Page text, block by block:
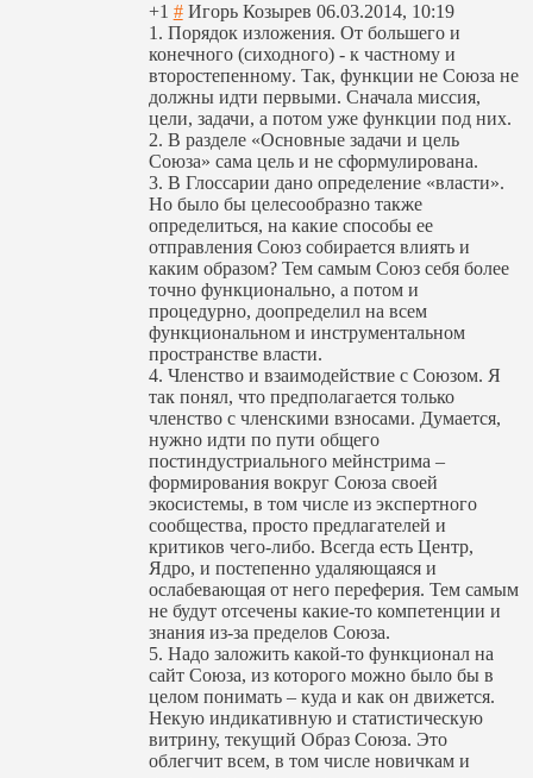
+1 # Игорь Козырев 06.03.2014, 10:19
1. Порядок изложения. От большего и
конечного (сиходного) - к частному и
второстепенному. Так, функции не Союза не
должны идти первыми. Сначала миссия,
цели, задачи, а потом уже функции под них.
2. В разделе «Основные задачи и цель
Союза» сама цель и не сформулирована.
3. В Глоссарии дано определение «власти».
Но было бы целесообразно также
определиться, на какие способы ее
отправления Союз собирается влиять и
каким образом? Тем самым Союз себя более
точно функционально, а потом и
процедурно, доопределил на всем
функциональном и инструментальном
пространстве власти.
4. Членство и взаимодействие с Союзом. Я
так понял, что предполагается только
членство с членскими взносами. Думается,
нужно идти по пути общего
постиндустриального мейнстрима –
формирования вокруг Союза своей
экосистемы, в том числе из экспертного
сообщества, просто предлагателей и
критиков чего-либо. Всегда есть Центр,
Ядро, и постепенно удаляющаяся и
ослабевающая от него переферия. Тем самым
не будут отсечены какие-то компетенции и
знания из-за пределов Союза.
5. Надо заложить какой-то функционал на
сайт Союза, из которого можно было бы в
целом понимать – куда и как он движется.
Некую индикативную и статистическую
витрину, текущий Образ Союза. Это
облегчит всем, в том числе новичкам и